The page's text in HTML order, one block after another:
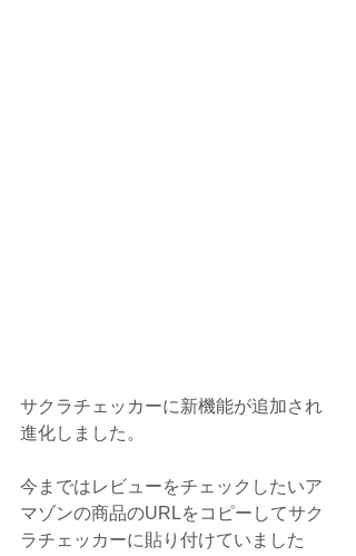
サクラチェッカーに新機能が追加され
進化しました。
今まではレビューをチェックしたいア
マゾンの商品のURLをコピーしてサク
ラチェッカーに貼り付けていました